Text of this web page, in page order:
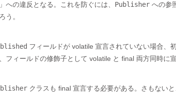
への違反となる。これを防ぐには、 Publisher への参
う。
フィールドが volatile 宣言されていない場合、
フィールドの修飾子として volatile と final 両方同時に
クラスも final 宣言する必要がある。さもない